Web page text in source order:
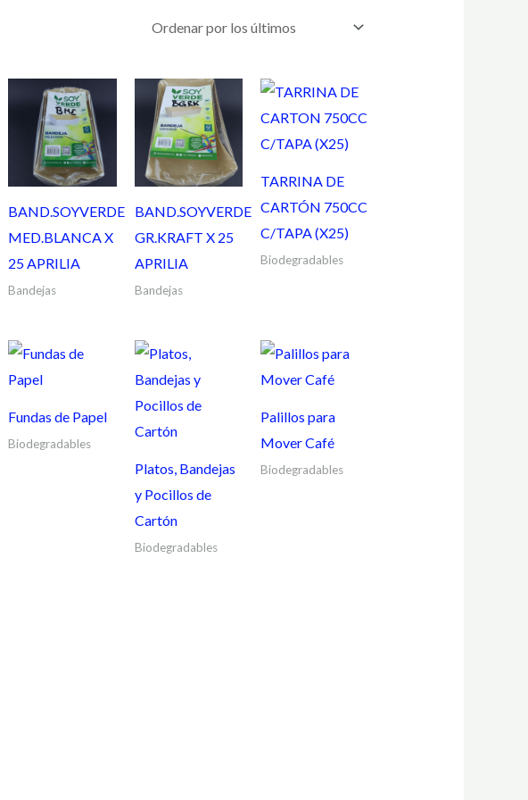
BAND.SOYVERDE
MED.BLANCA X
25 APRILIA
Bandejas
BAND.SOYVERDE
GR.KRAFT X 25
APRILIA
Bandejas
TARRINA DE
CARTÓN 750CC
C/TAPA (X25)
Biodegradables
Fundas de Papel
Biodegradables
Platos, Bandejas
y Pocillos de
Cartón
Biodegradables
Palillos para
Mover Café
Biodegradables